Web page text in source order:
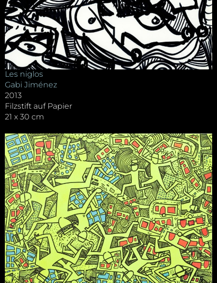
Les niglos
Gabi Jiménez
2013
Filzstift auf Papier
21 x 30 cm